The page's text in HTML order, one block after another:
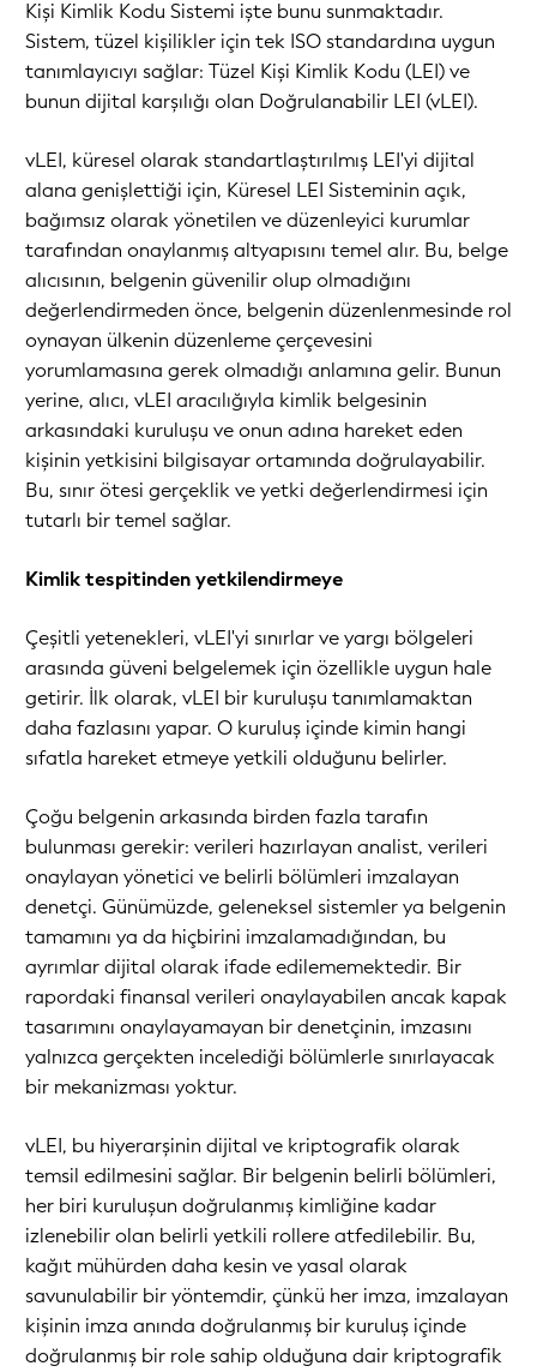
Kişi Kimlik Kodu Sistemi işte bunu sunmaktadır.
Sistem, tüzel kişilikler için tek ISO standardına uygun
tanımlayıcıyı sağlar: Tüzel Kişi Kimlik Kodu (LEI) ve
bunun dijital karşılığı olan Doğrulanabilir LEI (vLEI).
vLEI, küresel olarak standartlaştırılmış LEI'yi dijital
alana genişlettiği için, Küresel LEI Sisteminin açık,
bağımsız olarak yönetilen ve düzenleyici kurumlar
tarafından onaylanmış altyapısını temel alır. Bu, belge
alıcısının, belgenin güvenilir olup olmadığını
değerlendirmeden önce, belgenin düzenlenmesinde rol
oynayan ülkenin düzenleme çerçevesini
yorumlamasına gerek olmadığı anlamına gelir. Bunun
yerine, alıcı, vLEI aracılığıyla kimlik belgesinin
arkasındaki kuruluşu ve onun adına hareket eden
kişinin yetkisini bilgisayar ortamında doğrulayabilir.
Bu, sınır ötesi gerçeklik ve yetki değerlendirmesi için
tutarlı bir temel sağlar.
Kimlik tespitinden yetkilendirmeye
Çeşitli yetenekleri, vLEI'yi sınırlar ve yargı bölgeleri
arasında güveni belgelemek için özellikle uygun hale
getirir. İlk olarak, vLEI bir kuruluşu tanımlamaktan
daha fazlasını yapar. O kuruluş içinde kimin hangi
sıfatla hareket etmeye yetkili olduğunu belirler.
Çoğu belgenin arkasında birden fazla tarafın
bulunması gerekir: verileri hazırlayan analist, verileri
onaylayan yönetici ve belirli bölümleri imzalayan
denetçi. Günümüzde, geleneksel sistemler ya belgenin
tamamını ya da hiçbirini imzalamadığından, bu
ayrımlar dijital olarak ifade edilememektedir. Bir
rapordaki finansal verileri onaylayabilen ancak kapak
tasarımını onaylayamayan bir denetçinin, imzasını
yalnızca gerçekten incelediği bölümlerle sınırlayacak
bir mekanizması yoktur.
vLEI, bu hiyerarşinin dijital ve kriptografik olarak
temsil edilmesini sağlar. Bir belgenin belirli bölümleri,
her biri kuruluşun doğrulanmış kimliğine kadar
izlenebilir olan belirli yetkili rollere atfedilebilir. Bu,
kağıt mühürden daha kesin ve yasal olarak
savunulabilir bir yöntemdir, çünkü her imza, imzalayan
kişinin imza anında doğrulanmış bir kuruluş içinde
doğrulanmış bir role sahip olduğuna dair kriptografik